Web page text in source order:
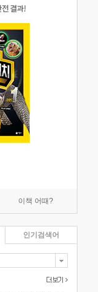
이책 어때?
인기검색어